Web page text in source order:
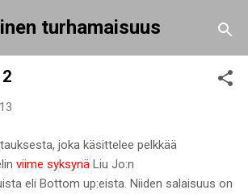
Siirry pääsisältöön
turhamaisuus
joka käsittelee pelkkää
viime syksynä Liu Jo:n
eli Bottom up:eista. Niiden salaisuus on